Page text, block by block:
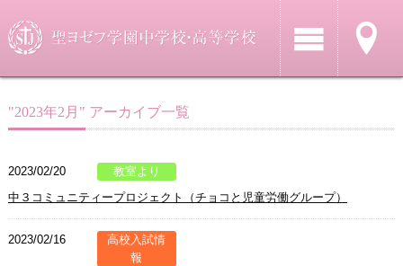
"2023年2月" アーカイブ一覧
2023/02/20
教室より
中３コミュニティープロジェクト（チョコと児童労働グループ）
2023/02/16
高校入試情
報